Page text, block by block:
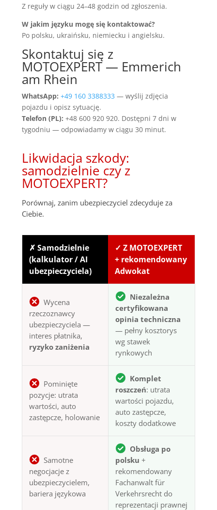
Z reguły w ciągu 24–48 godzin od zgłoszenia.
W jakim języku mogę się kontaktować?
Po polsku, ukraińsku, niemiecku i angielsku.
Skontaktuj się z
MOTOEXPERT — Emmerich
am Rhein
WhatsApp: +49 160 3388333 — wyślij zdjęcia
pojazdu i opisz sytuację.
Telefon (PL): +48 600 920 920. Dostępni 7 dni w
tygodniu — odpowiadamy w ciągu 30 minut.
Likwidacja szkody:
samodzielnie czy z
MOTOEXPERT?
Porównaj, zanim ubezpieczyciel zdecyduje za
Ciebie.
✗ Samodzielnie
(kalkulator / AI
ubezpieczyciela)
✓ Z MOTOEXPERT
+ rekomendowany
Adwokat
Wycena
rzeczoznawcy
ubezpieczyciela —
interes płatnika,
ryzyko zaniżenia
Niezależna
certyfikowana
opinia techniczna
— pełny kosztorys
wg stawek
rynkowych
Pominięte
pozycje: utrata
wartości, auto
zastępcze, holowanie
Komplet
roszczeń: utrata
wartości pojazdu,
auto zastępcze,
koszty dodatkowe
Samotne
negocjacje z
ubezpieczycielem,
bariera językowa
Obsługa po
polsku +
rekomendowany
Fachanwalt für
Verkehrsrecht do
reprezentacji prawnej